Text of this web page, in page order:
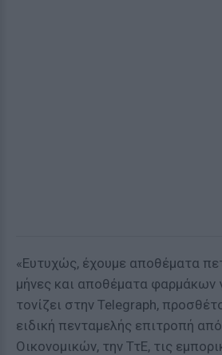
«Ευτυχώς, έχουμε αποθέματα
μήνες και αποθέματα φαρμάκων
τονίζει στην Telegraph,
ειδική πενταμελής επιτροπή
Οικονομικών, την ΤτΕ, τις